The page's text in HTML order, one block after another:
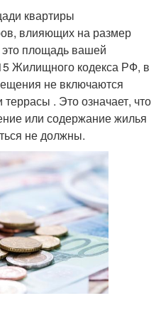
квартиры
влияющих на размер
площадь вашей
Жилищного кодекса РФ, в
не включаются
. Это означает, что
или содержание жилья
не должны.